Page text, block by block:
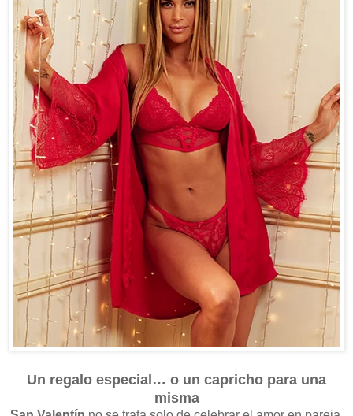
Un regalo especial… o un capricho para una
misma